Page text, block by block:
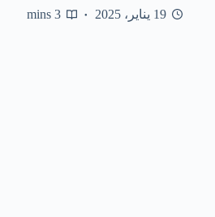
19 يناير، 2025 3 mins